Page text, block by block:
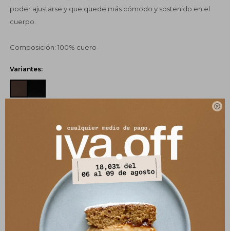

poder ajustarse y que quede más cómodo y sostenido en el
cuerpo.
Composición: 100% cuero
Variantes:
SELECCIONAR TALLE
COMPRAR
CANJEÁ TUS MILLAS ITAÚ